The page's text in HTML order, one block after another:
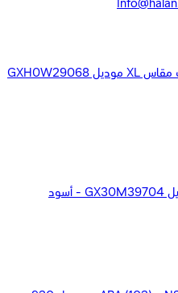
لينوفو ليجون ماوس باد للألعاب مقاس XL موديل GXH0W29068